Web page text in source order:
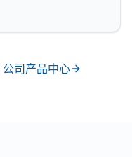
公司产品中心